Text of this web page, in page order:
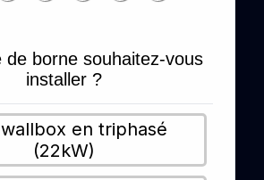
de borne souhaitez-vous
installer ?
en triphasé
(22kW)